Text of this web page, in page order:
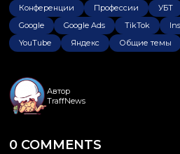
Конференции
Профессии УБТ
Google
Google Ads TikTok
YouTube
Яндекс Общие темы
Автор
TraffNews
0 COMMENTS